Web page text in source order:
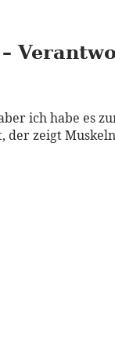
–
ich habe es
der zeigt